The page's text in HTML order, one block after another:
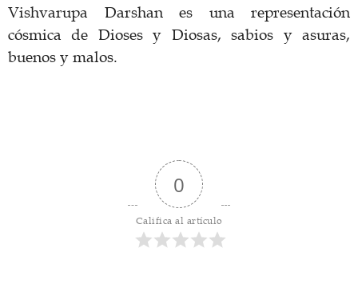
Vishvarupa Darshan es una representación
cósmica de Dioses y Diosas, sabios y asuras,
buenos y malos.
0
Califica al artículo